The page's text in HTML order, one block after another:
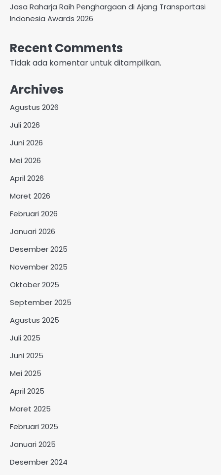
Jasa Raharja Raih Penghargaan di Ajang Transportasi
Indonesia Awards 2026
Recent Comments
Tidak ada komentar untuk ditampilkan.
Archives
Agustus 2026
Juli 2026
Juni 2026
Mei 2026
April 2026
Maret 2026
Februari 2026
Januari 2026
Desember 2025
November 2025
Oktober 2025
September 2025
Agustus 2025
Juli 2025
Juni 2025
Mei 2025
April 2025
Maret 2025
Februari 2025
Januari 2025
Desember 2024